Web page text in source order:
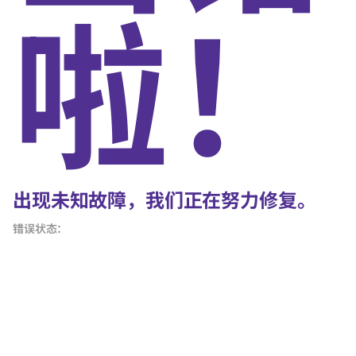
啦！
出现未知故障，我们正在努力修复。
错误状态：